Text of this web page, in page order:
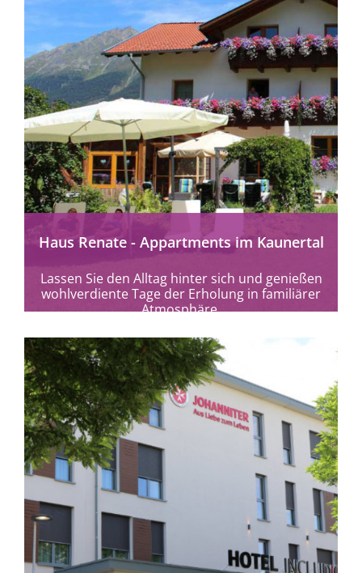
mehr erfahren
Haus Renate - Appartments im Kaunertal
Lassen Sie den Alltag hinter sich und genießen
wohlverdiente Tage der Erholung in familiärer
Atmosphäre.